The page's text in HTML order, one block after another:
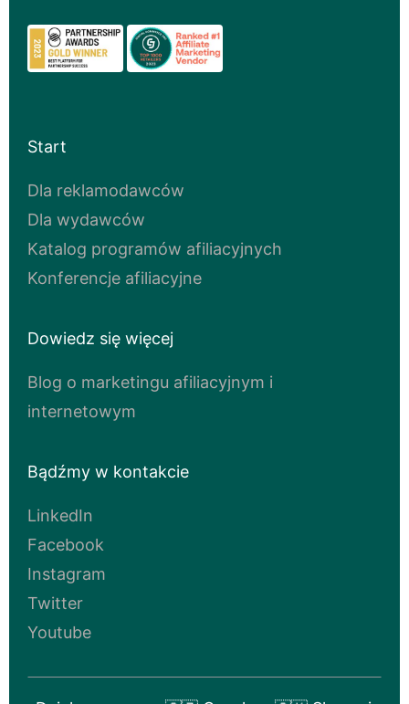
Start
Dla reklamodawców
Dla wydawców
Katalog programów afiliacyjnych
Konferencje afiliacyjne
Dowiedz się więcej
Blog o marketingu afiliacyjnym i
internetowym
Bądźmy w kontakcie
LinkedIn
Facebook
Instagram
Twitter
Youtube